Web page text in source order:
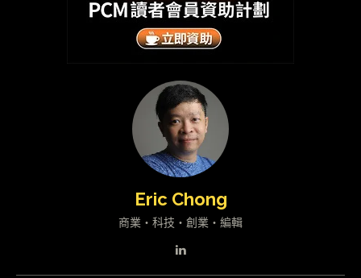
Eric Chong
商業・科技・創業・編輯